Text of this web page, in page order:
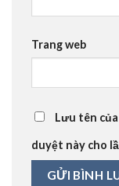
Trang web
Lưu tên
duyệt này cho